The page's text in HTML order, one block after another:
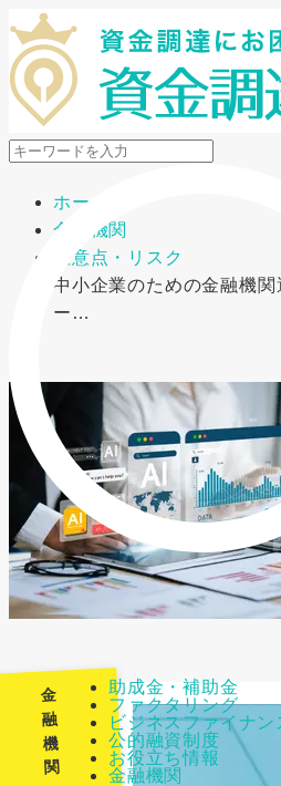
メニューを開閉
助成金・補助金
ファクタリング
ビジネスファイナン
公的融資制度
お役立ち情報
金融機関
ホーム
金融機関
注意点・リスク
中小企業のための金融機
ー…
金
融
機
関